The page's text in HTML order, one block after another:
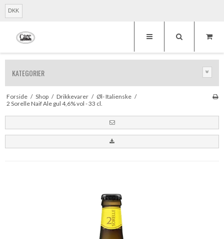
DKK
KATEGORIER
Forside / Shop / Drikkevarer / Øl- Italienske /
2 Sorelle Naif Ale gul 4,6% vol - 33 cl.